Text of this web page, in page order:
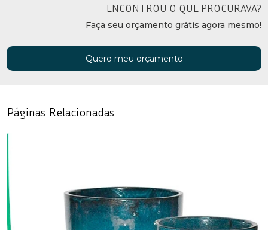
ENCONTROU O QUE PROCURAVA?
Faça seu orçamento grátis agora mesmo!
Quero meu orçamento
Páginas Relacionadas